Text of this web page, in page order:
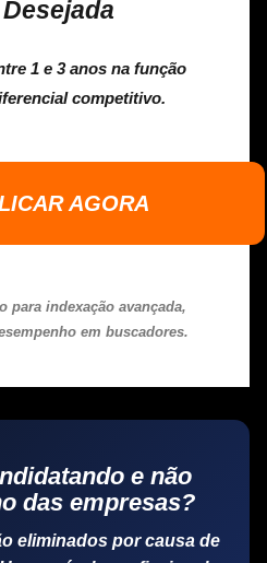
1 e 3 anos na função
competitivo.
AGORA
para indexação avançada,
em buscadores.
e não
das empresas?
eliminados por causa de